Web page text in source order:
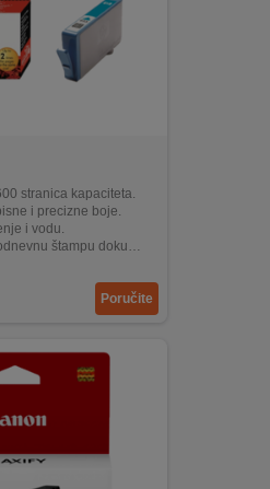
stranica kapaciteta.
i precizne boje.
i vodu.
dokumenata i fotografija.
Poručite